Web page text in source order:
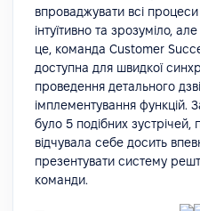
впроваджувати всі
інтуїтивно та зрозуміло,
це, команда Customer
доступна для швидкої
проведення детального
імплементування функцій.
було 5 подібних зустрічей,
відчувала себе досить
презентувати систему
команди.